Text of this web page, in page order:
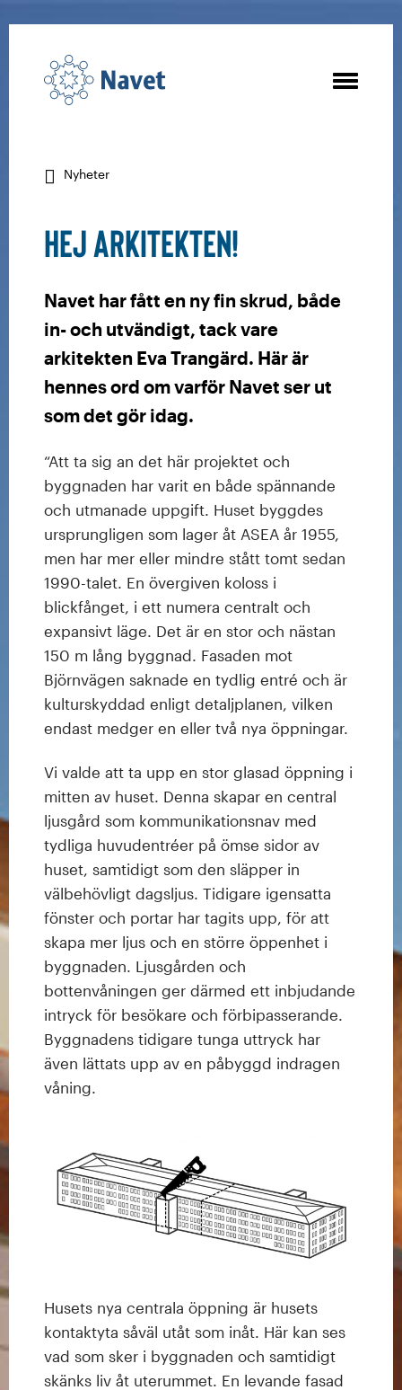
Nyheter
Hej arkitekten!
Navet har fått en ny fin skrud, både
in- och utvändigt, tack vare
arkitekten Eva Trangärd. Här är
hennes ord om varför Navet ser ut
som det gör idag.
“Att ta sig an det här projektet och
byggnaden har varit en både spännande
och utmanade uppgift. Huset byggdes
ursprungligen som lager åt ASEA år 1955,
men har mer eller mindre stått tomt sedan
1990-talet. En övergiven koloss i
blickfånget, i ett numera centralt och
expansivt läge. Det är en stor och nästan
150 m lång byggnad. Fasaden mot
Björnvägen saknade en tydlig entré och är
kulturskyddad enligt detaljplanen, vilken
endast medger en eller två nya öppningar.
Vi valde att ta upp en stor glasad öppning i
mitten av huset. Denna skapar en central
ljusgård som kommunikationsnav med
tydliga huvudentréer på ömse sidor av
huset, samtidigt som den släpper in
välbehövligt dagsljus. Tidigare igensatta
fönster och portar har tagits upp, för att
skapa mer ljus och en större öppenhet i
byggnaden. Ljusgården och
bottenvåningen ger därmed ett inbjudande
intryck för besökare och förbipasserande.
Byggnadens tidigare tunga uttryck har
även lättats upp av en påbyggd indragen
våning.
Husets nya centrala öppning är husets
kontaktyta såväl utåt som inåt. Här kan ses
vad som sker i byggnaden och samtidigt
skänks liv åt uterummet. En levande fasad